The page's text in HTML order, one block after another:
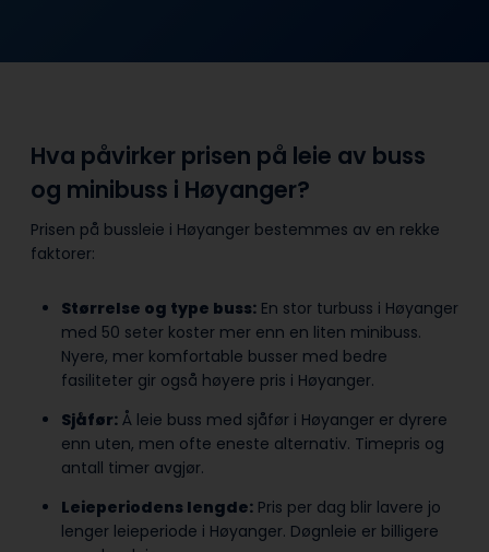
Hva påvirker prisen på leie av buss
og minibuss i Høyanger?
Prisen på bussleie i Høyanger bestemmes av en rekke
faktorer:
Størrelse og type buss: En stor turbuss i Høyanger
med 50 seter koster mer enn en liten minibuss.
Nyere, mer komfortable busser med bedre
fasiliteter gir også høyere pris i Høyanger.
Sjåfør: Å leie buss med sjåfør i Høyanger er dyrere
enn uten, men ofte eneste alternativ. Timepris og
antall timer avgjør.
Leieperiodens lengde: Pris per dag blir lavere jo
lenger leieperiode i Høyanger. Døgnleie er billigere